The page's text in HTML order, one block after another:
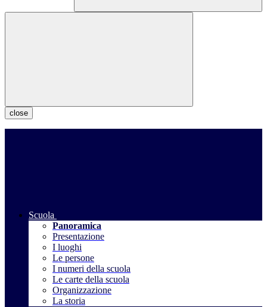
close
Scuola
Panoramica
Presentazione
I luoghi
Le persone
I numeri della scuola
Le carte della scuola
Organizzazione
La storia